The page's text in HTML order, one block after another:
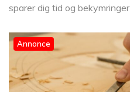
sparer dig tid og bekymringer
Annonce